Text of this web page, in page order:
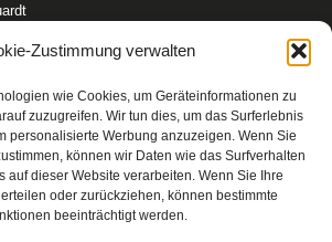
Zustimmung verwalten
wie Cookies, um Geräteinformationen zu
zuzugreifen. Wir tun dies, um das Surferlebnis
personalisierte Werbung anzuzeigen. Wenn Sie
können wir Daten wie das Surfverhalten
auf dieser Website verarbeiten. Wenn Sie Ihre
oder zurückziehen, können bestimmte
beeinträchtigt werden.
6
77-0